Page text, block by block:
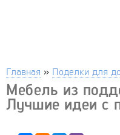
Главная » Поделки для
Мебель из
Лучшие идеи с